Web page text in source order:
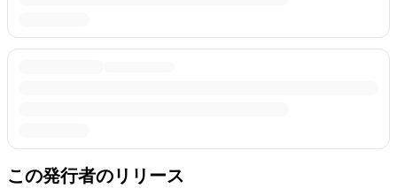
この発行者のリリース